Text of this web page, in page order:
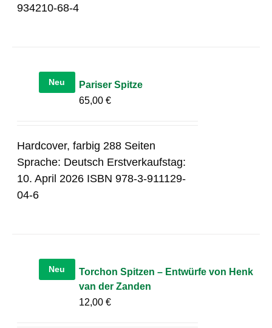
934210-68-4
Neu
Pariser Spitze
65,00€
Hardcover, farbig 288 Seiten
Sprache: Deutsch Erstverkaufstag:
10. April 2026 ISBN 978-3-911129-
04-6
Neu
Torchon Spitzen – Entwürfe von Henk
van der Zanden
12,00€